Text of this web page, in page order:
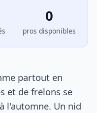
0
pros disponibles
partout en
et de frelons se
l'automne. Un nid